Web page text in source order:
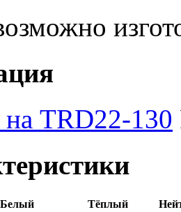
TRD22-130
Белый Тёплый